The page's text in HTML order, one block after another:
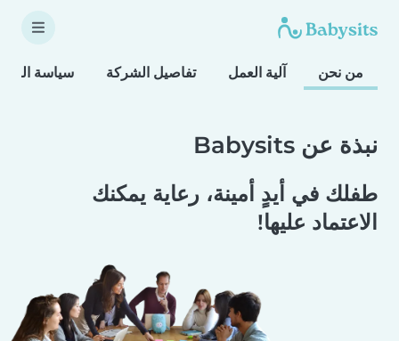
من نحن آلية العمل تفاصيل الشركة سياسة
نبذة عن Babysits
طفلك في أيدٍ أمينة، رعاية يمكنك
الاعتماد عليها!